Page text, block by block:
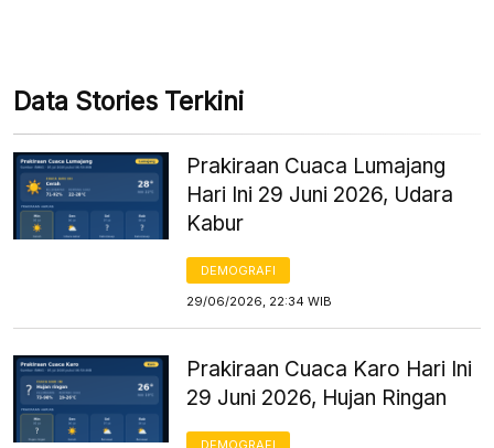
Data Stories Terkini
Prakiraan Cuaca Lumajang
Hari Ini 29 Juni 2026, Udara
Kabur
DEMOGRAFI
29/06/2026, 22:34 WIB
Prakiraan Cuaca Karo Hari Ini
29 Juni 2026, Hujan Ringan
DEMOGRAFI